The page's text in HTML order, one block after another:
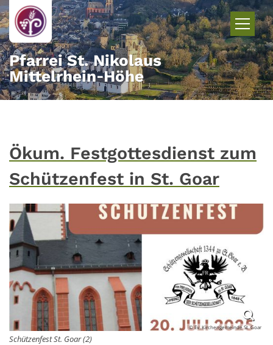
Zum Inhalt springen
Pfarrei St. Nikolaus
Mittelrhein‑Höhe
Ökum. Festgottesdienst zum
Schützenfest in St. Goar
© Ev. Kirchengemeinde St. Goar
Schützenfest St. Goar (2)